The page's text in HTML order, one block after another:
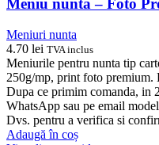
Meniu nunta – Foto
Meniuri nunta
4.70 lei TVA inclus
Meniurile pentru nunta tip
250g/mp, print foto premium.
Dupa ce primim comanda, in
WhatsApp sau pe email
Dvs. pentru a verifica si
Adaugă în coș